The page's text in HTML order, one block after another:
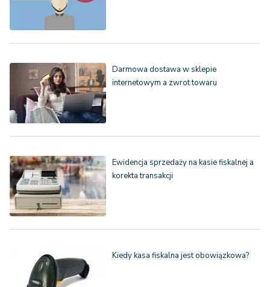
Darmowa dostawa w sklepie
internetowym a zwrot towaru
Ewidencja sprzedaży na kasie fiskalnej a
korekta transakcji
Kiedy kasa fiskalna jest obowiązkowa?